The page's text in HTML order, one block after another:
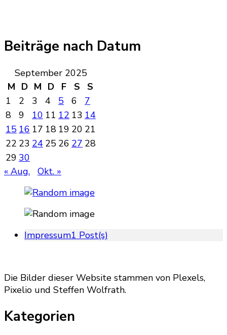
Beiträge nach Datum
September 2025
M D M D F S
S
1
2 3 4 5 6
7
8
9 10 11 12 13 14
15 16 17 18 19 20 21
22 23 24 25 26 27 28
29 30
« Aug.
Okt. »
Impressum1 Post(s)
Die Bilder dieser Website stammen von Plexels,
Pixelio und Steffen Wolfrath.
Kategorien